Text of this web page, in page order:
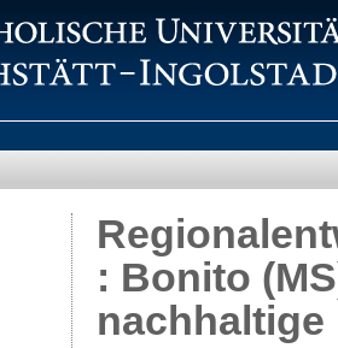
: Bonito